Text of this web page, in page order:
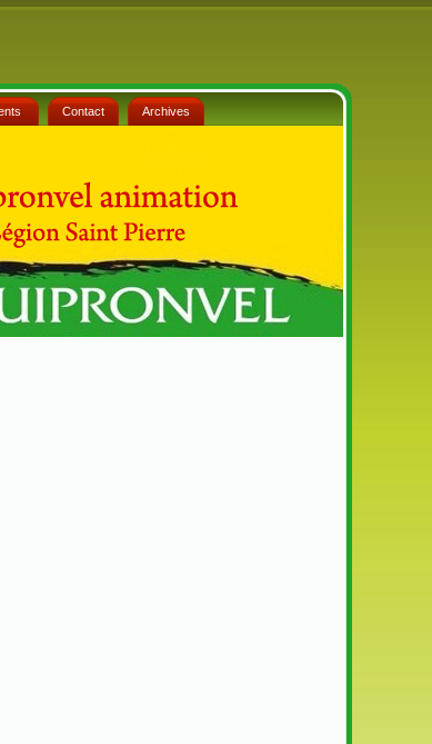
Contact Archives